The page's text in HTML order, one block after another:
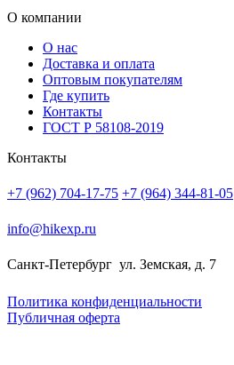
О компании
О нас
Доставка и оплата
Оптовым покупателям
Где купить
Контакты
ГОСТ Р 58108-2019
Контакты
+7 (962) 704-17-75 +7 (964) 344-81-05
info@hikexp.ru
Санкт-Петербург ул. Земская, д. 7
Политика конфиденциальности
Публичная оферта